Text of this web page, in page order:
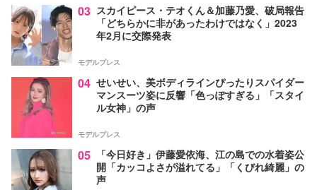
03 スカイピース・テオくん＆加藤乃愛、破局報告
「どちらかに非があったわけではなく」2023
年2月に交際発表
モデルプレス
04 せいせい、美ボディラインぴったりスパイダー
マンスーツ姿に反響「色っぽすぎる」「スタイ
ル女神」の声
モデルプレス
05
「今日好き」伊藤愛依海、江の島での水着姿公
開「カッコよさが溢れてる」「くびれ綺麗」の
声